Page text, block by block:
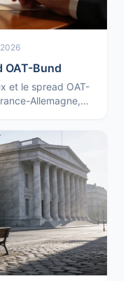
OAT-Bund
et le spread OAT-
Allemagne,